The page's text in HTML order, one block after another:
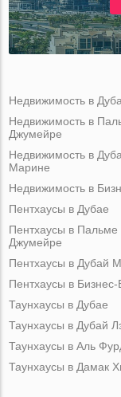
Недвижимость в
Недвижимость в
Джумейре
Недвижимость в
Марине
Недвижимость в
Пентхаусы в Дубае
Пентхаусы в Пальме
Джумейре
Пентхаусы в Дубай
Пентхаусы в Бизнес-
Таунхаусы в Дубае
Таунхаусы в Дубай
Таунхаусы в Аль
Таунхаусы в Дамак